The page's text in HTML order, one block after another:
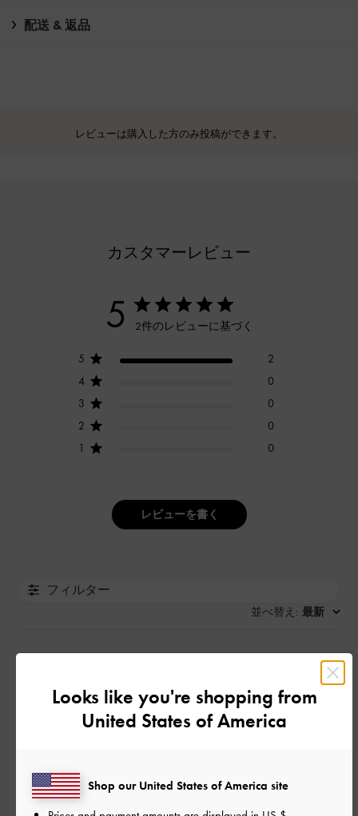
配送 & 返品
レビューは購入した方のみ投稿ができます。
カスタマーレビュー
5 2件のレビューに基づく
5
2
4
0
3
0
2
0
1
0
レビューを書く
フィルター
並べ替え : 最新
カッコいい！
横長のレンズが好きなので購入。大きさも形も良いし、軽いの
も良い。水色は画像通り。めずらしい色味で、とてもお洒落で
2024-06-25
Looks like you're shopping from
United States of America
Shop our United States of America site